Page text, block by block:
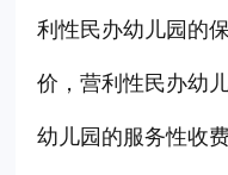
利性民办幼儿园的
价，营利性民办幼
幼儿园的服务性收